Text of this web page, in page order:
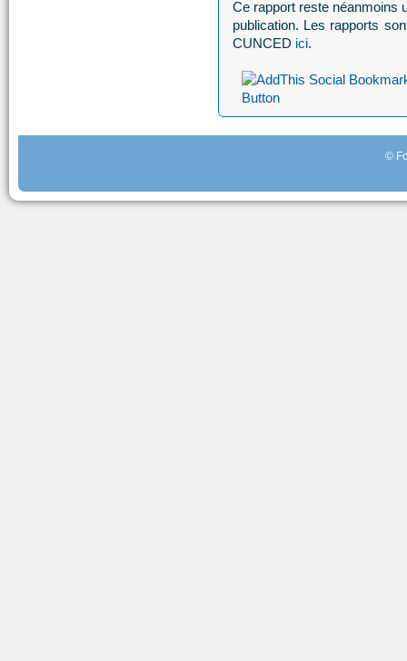
Ce rapport reste néanmoins
publication. Les rapports
CUNCED ici.
©